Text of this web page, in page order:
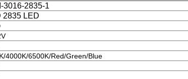
3016-2835-1
2835 LED
4000K/6500K/Red/Green/Blue